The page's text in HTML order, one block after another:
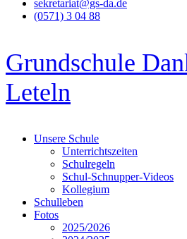
sekretariat@gs-da.de
(0571) 3 04 88
Grundschule
Leteln
Unsere Schule
Unterrichtszeiten
Schulregeln
Schul-Schnupper-Videos
Kollegium
Schulleben
Fotos
2025/2026